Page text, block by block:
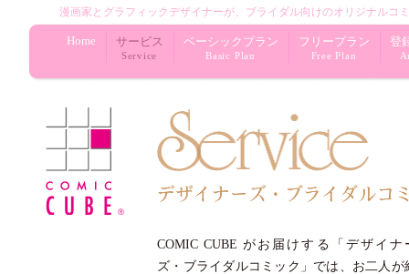
COMIC CUBE がお届けする「デザイナ
ズ・ ブライダルコミック」では、お二人が
漫画家とグラフィックデザイナーが、 ブライダル向けのオリジナルコ
Home サービス
Service
ベーシックプラン
Basic Plan
フリープラン
Free Plan
登